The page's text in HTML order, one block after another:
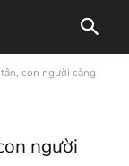
con người càng
người